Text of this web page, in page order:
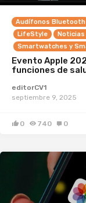
Audífonos Bluetooth
LifeStyle
Noticias
Smartwatches y
Evento Apple
funciones de
editorCV1
septiembre 9, 2025
0 740 0